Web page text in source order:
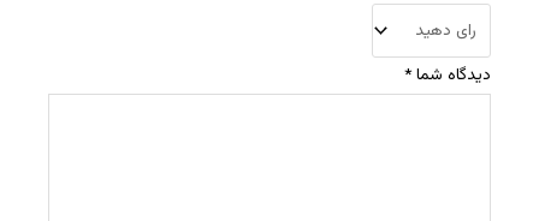
دیدگاه شما*